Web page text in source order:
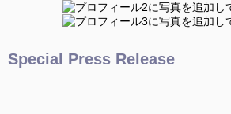
Special Press Release